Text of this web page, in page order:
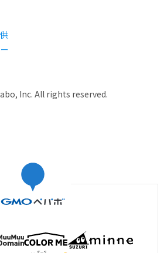
Inc. All rights reserved.